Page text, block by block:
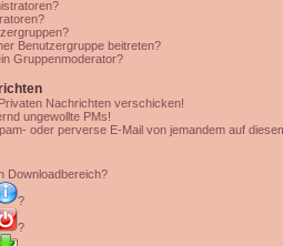
Benutzergruppe beitreten?
Gruppenmoderator?
Nachrichten verschicken!
ungewollte PMs!
oder perverse E-Mail von jemandem auf
Downloadbereich?
?
?